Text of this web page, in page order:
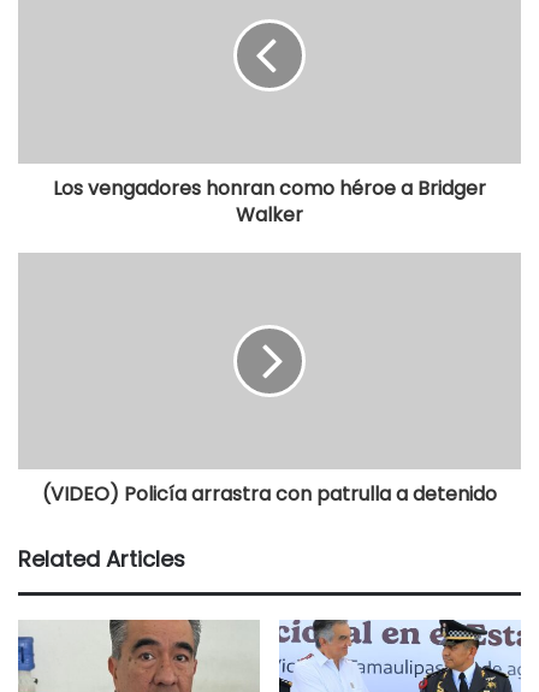
Los vengadores honran como héroe a Bridger
Walker
(VIDEO) Policía arrastra con patrulla a detenido
Related Articles